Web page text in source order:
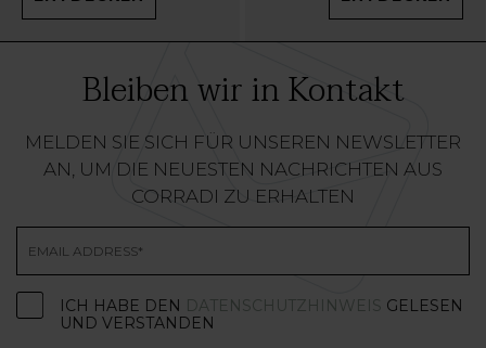
Bleiben wir in Kontakt
MELDEN SIE SICH FÜR UNSEREN NEWSLETTER
AN, UM DIE NEUESTEN NACHRICHTEN AUS
CORRADI ZU ERHALTEN
ICH HABE DEN DATENSCHUTZHINWEIS GELESEN
UND VERSTANDEN